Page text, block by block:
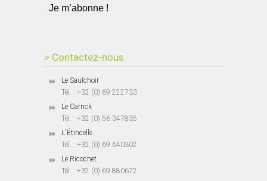
> Contactez-nous
Le Saulchoir
Tél. : +32 (0) 69 222733
Le Carrick
Tél. : +32 (0) 56 347835
L'Étincelle
Tél. : +32 (0) 69 640302
Le Ricochet
Tél. : +32 (0) 69 880672